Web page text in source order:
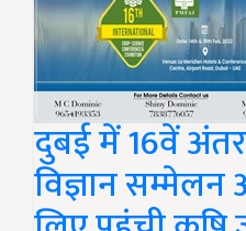
दुबई में 16वें
विज्ञान सम्मेलन